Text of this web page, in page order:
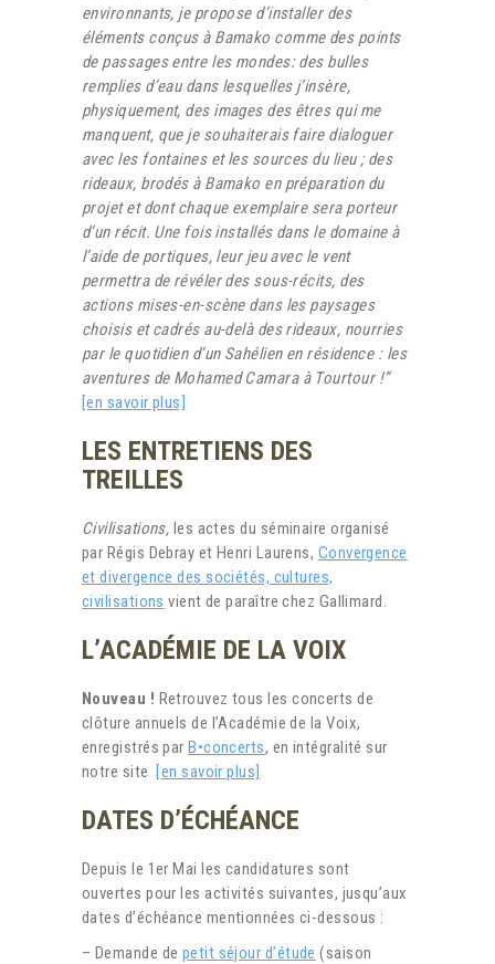
environnants, je propose d’installer des
éléments conçus à Bamako comme des points
de passages entre les mondes: des bulles
remplies d’eau dans lesquelles j’insère,
physiquement, des images des êtres qui me
manquent, que je souhaiterais faire dialoguer
avec les fontaines et les sources du lieu ; des
rideaux, brodés à Bamako en préparation du
projet et dont chaque exemplaire sera porteur
d’un récit. Une fois installés dans le domaine à
l’aide de portiques, leur jeu avec le vent
permettra de révéler des sous-récits, des
actions mises-en-scène dans les paysages
choisis et cadrés au-delà des rideaux, nourries
par le quotidien d’un Sahélien en résidence : les
aventures de Mohamed Camara à Tourtour !”
[en savoir plus]
LES ENTRETIENS DES
TREILLES
Civilisations, les actes du séminaire organisé
par Régis Debray et Henri Laurens, Convergence
et divergence des sociétés, cultures,
civilisations vient de paraître chez Gallimard.
L’ACADÉMIE DE LA VOIX
Nouveau ! Retrouvez tous les concerts de
clôture annuels de l’Académie de la Voix,
enregistrés parB•concerts, en intégralité sur
notre site [en savoir plus]
DATES D’ÉCHÉANCE
Depuis le 1er Mai les candidatures sont
ouvertes pour les activités suivantes, jusqu’aux
dates d’échéance mentionnées ci-dessous :
– Demande de petit séjour d’étude (saison